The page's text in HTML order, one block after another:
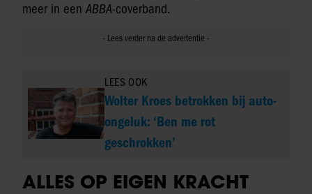
meer in een ABBA-coverband.
LEES OOK
Wolter Kroes betrokken bij auto-
ongeluk: ‘Ben me rot
geschrokken’
ALLES OP EIGEN KRACHT